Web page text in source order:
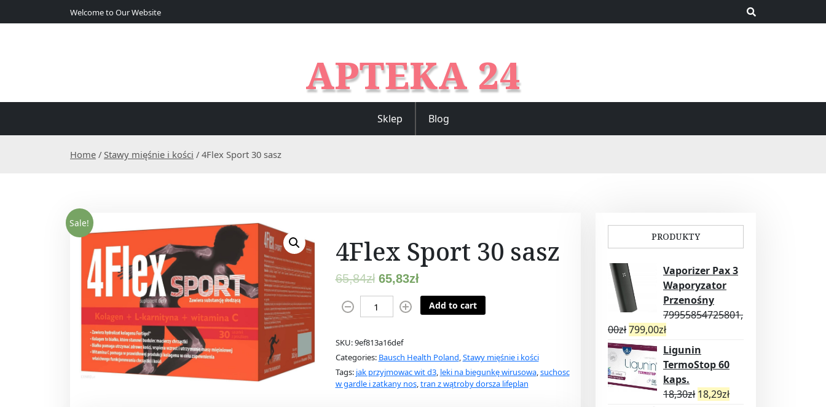
k
t
Welcome to Our Website
APTEKA 24
Sklep Blog
Home / Stawy mięśnie i kości / 4Flex Sport 30 sasz
Sale!
4Flex Sport 30 sasz
65,84zł 65,83zł
e
x
S
p
Add to cart
SKU:9ef813a16def
Categories: Bausch Health Poland,Stawy mięśnie i kości
Tags: jak przyjmowac wit d3, leki na biegunkę wirusowa,suchosc
w gardle i zatkany nos,tran z wątroby dorsza lifeplan
PRODUKTY
Vaporizer Pax 3
Waporyzator
Przenośny
79955854725801,
00zł799,00zł
Ligunin
TermoStop 60
kaps.
18,30zł 18,29zł